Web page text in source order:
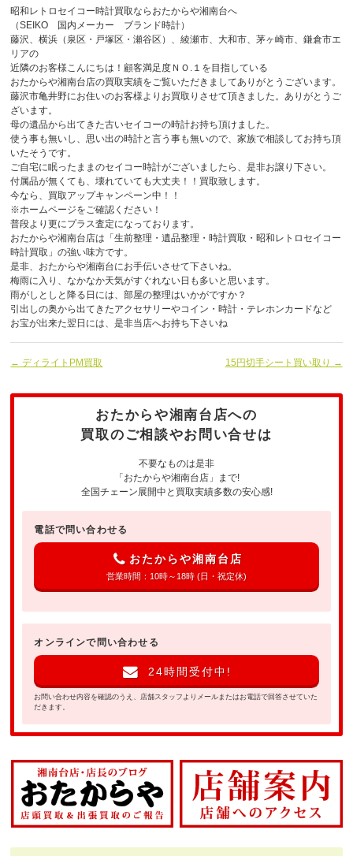
昭和レトロセイコー時計買取ならおたからや湘南台へ
（SEIKO 国内メーカー ブランド時計）
藤沢、横浜（泉区・戸塚区・瀬谷区）、綾瀬市、大和市、茅ヶ崎市、鎌倉市エ
リアの
近隣のお客様こんにちは！顧客満足度ＮＯ.１を目指している
おたからや湘南台店の買取実績をご覧いただきましてありがとうございます。
藤沢市亀井野にお住いのお客様よりお買取りさせて頂きました。ありがとうご
ざいます。
母の遺品から出てきた古いセイコーの時計お持ち頂けました。
使う事も無いし、思い出の時計と言う事も無いので、家族で相談してお持ち頂
いたそうです。
ご自宅に眠ったままのセイコー時計がございましたら、是非お譲り下さい。
付属品が無くても、壊れていても大丈夫！！買取致します。
今なら、買取アップキャンペーン中！！
※ホームページをご確認ください！
普段より更にプラス査定になっております。
おたからや湘南台店は「生前整理・遺品整理・時計買取・昭和レトロセイコー
時計買取」の強い味方です。
是非、おたからや湘南台にお手伝いさせて下さいね。
梅雨に入り、なかなか天気がすぐれない日も多いと思います。
雨がしとしと降る日には、部屋の整理はいかがですか？
引出しの奥から出てきたアクセサリーやコイン・時計・テレホンカードなど
お宝が出来た翌日には、是非当店へお持ち下さいね
← ディライトPM買取 15円切手シート買い取り →
おたからや湘南台店への
買取のご相談やお問い合せは
不要なものは是非
「おたからや湘南台店」まで!
全国チェーン展開中と買取実績多数の安心感!
電話で問い合わせる
おたからや湘南台店
営業時間：10時～18時 (日・祝定休)
オンラインで問い合わせる
24時間受付中!
お問い合わせ内容を確認のうえ、店舗スタッフよりメールまたはお電話で回答させていた
だきます。